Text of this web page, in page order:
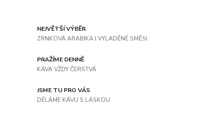
NEJVĚTŠÍ VÝBĚR
ZRNKOVÁ ARABIKA I VYLADĚNÉ SMĚSI
PRAŽÍME DENNĚ
KÁVA VŽDY ČERSTVÁ
JSME TU PRO VÁS
DĚLÁME KÁVU S LÁSKOU